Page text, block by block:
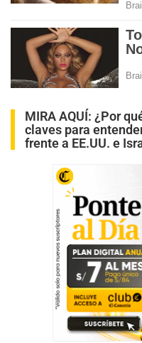
MIRA AQUÍ: ¿Por
claves para
frente a EE.UU. e